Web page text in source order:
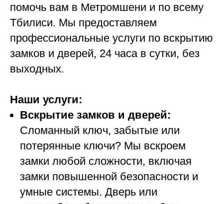
помочь вам в Метромшени и по всему
Тбилиси. Мы предоставляем
профессиональные услуги по вскрытию
замков и дверей, 24 часа в сутки, без
выходных.
Наши услуги:
Вскрытие замков и дверей:
Сломанный ключ, забытые или
потерянные ключи? Мы вскроем
замки любой сложности, включая
замки повышенной безопасности и
умные системы. Дверь или